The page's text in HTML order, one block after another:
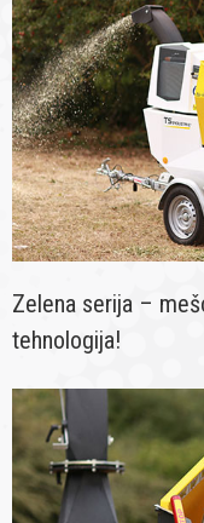
Zelena serija –
tehnologija!